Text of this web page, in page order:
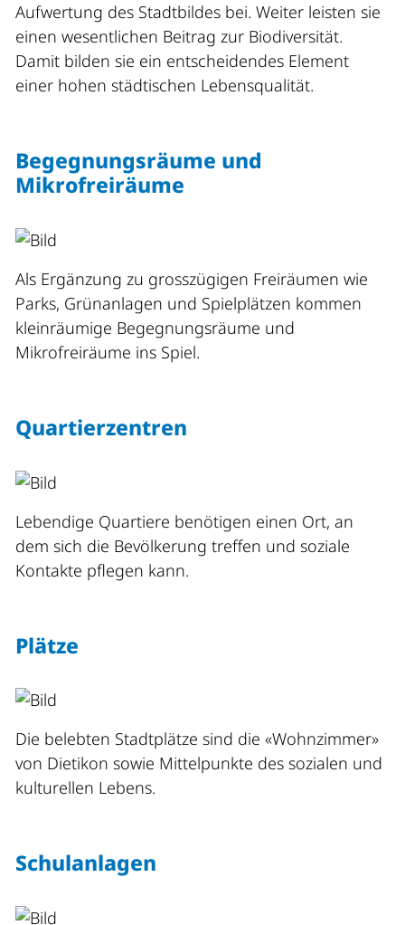
Aufwertung des Stadtbildes bei. Weiter leisten sie
einen wesentlichen Beitrag zur Biodiversität.
Damit bilden sie ein entscheidendes Element
einer hohen städtischen Lebensqualität.
Begegnungsräume und
Mikrofreiräume
Als Ergänzung zu grosszügigen Freiräumen wie
Parks, Grünanlagen und Spielplätzen kommen
kleinräumige Begegnungsräume und
Mikrofreiräume ins Spiel.
Quartierzentren
Lebendige Quartiere benötigen einen Ort, an
dem sich die Bevölkerung treffen und soziale
Kontakte pflegen kann.
Plätze
Die belebten Stadtplätze sind die «Wohnzimmer»
von Dietikon sowie Mittelpunkte des sozialen und
kulturellen Lebens.
Schulanlagen